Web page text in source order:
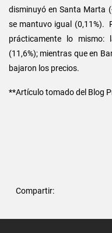
disminuyó en Santa Marta
se mantuvo igual (0,11%).
prácticamente lo mismo:
(11,6%); mientras que en
bajaron los precios.
**Artículo tomado del Blog
Compartir: